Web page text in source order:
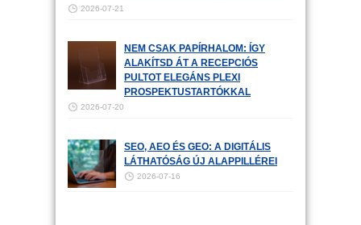
2026-07-21
NEM CSAK PAPÍRHALOM: ÍGY
ALAKÍTSD ÁT A RECEPCIÓS
PULTOT ELEGÁNS PLEXI
PROSPEKTUSTARTÓKKAL
2026-07-20
SEO, AEO ÉS GEO: A DIGITÁLIS
LÁTHATÓSÁG ÚJ ALAPPILLÉREI
2026-07-16